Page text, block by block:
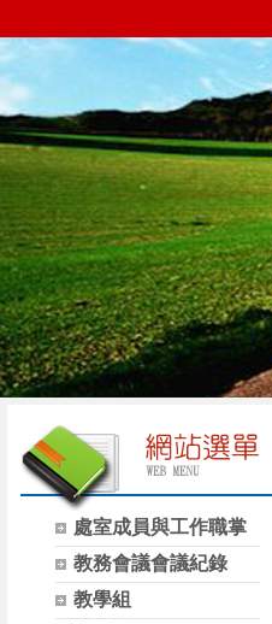
處室成員與工作職掌
教務會議會議紀錄
教學組